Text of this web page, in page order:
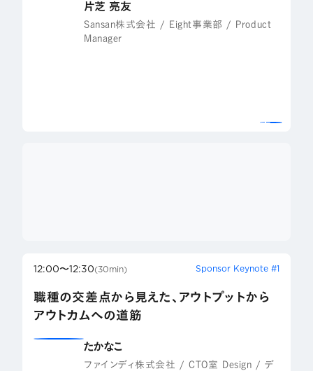
片芝 亮友
Sansan株式会社 / Eight事業部 / Product
Manager
12:00〜12:30(30min) Sponsor Keynote #1
職種の交差点から見えた、アウトプットから
アウトカムへの道筋
たかなこ
ファインディ株式会社 / CTO室 Design / デ